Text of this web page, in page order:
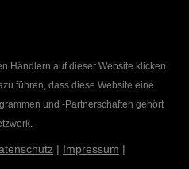
Händlern auf dieser Website klicken
führen, dass diese Website eine
und -Partnerschaften gehört
| Impressum |